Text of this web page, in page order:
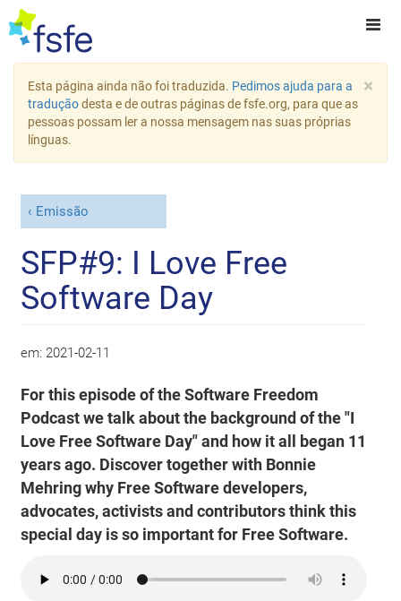
×
Esta página ainda não foi traduzida. Pedimos ajuda para a
traduçãodesta e de outras páginas de fsfe.org, para que as
pessoas possam ler a nossa mensagem nas suas próprias
línguas.
Emissão
SFP#9: I Love Free
Software Day
em: 2021-02-11
For this episode of the Software Freedom
Podcast we talk about the background of the "I
Love Free Software Day" and how it all began 11
years ago. Discover together with Bonnie
Mehring why Free Software developers,
advocates, activists and contributors think this
special day is so important for Free Software.